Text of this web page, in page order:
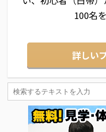
100名
詳しい